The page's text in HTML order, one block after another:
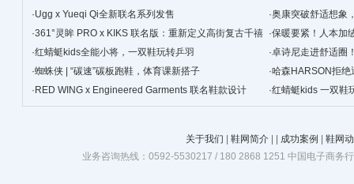
景
·Ugg x Yueqi Qi全新联名系列发售 ·奥康突破舒适想象
·361°灵眸 PRO x KIKS 联名版：重新定义高街复古千禧
跑鞋
·保暖要紧！人本加
·红蜻蜓kids全能小将，一双鞋玩转乒羽 ·卓诗尼走进舒适圈
·蜘蛛侠 | “碳速”碳板跑鞋，体育课新搭子 ·哈森HARSON拒绝
· RED WING x Engineered Garments 联名鞋款设计 ·红蜻蜓kids 一双鞋
关于我们 鞋网简介 成功案例
鞋网
业务咨询热线：0592-5530217 / 180 2868 1251 中国电子商务